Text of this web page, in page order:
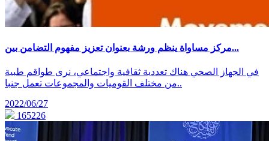
مركز مساواة ينظم ورشة بعنوان تعزيز مفهوم التضامن بين...
في الجهاز الصحي هناك تعددية ثقافية واجتماعي، نرى طواقم طبية
من مختلف القوميات والمجموعات تعمل جنبا..
2022/06/27
165226